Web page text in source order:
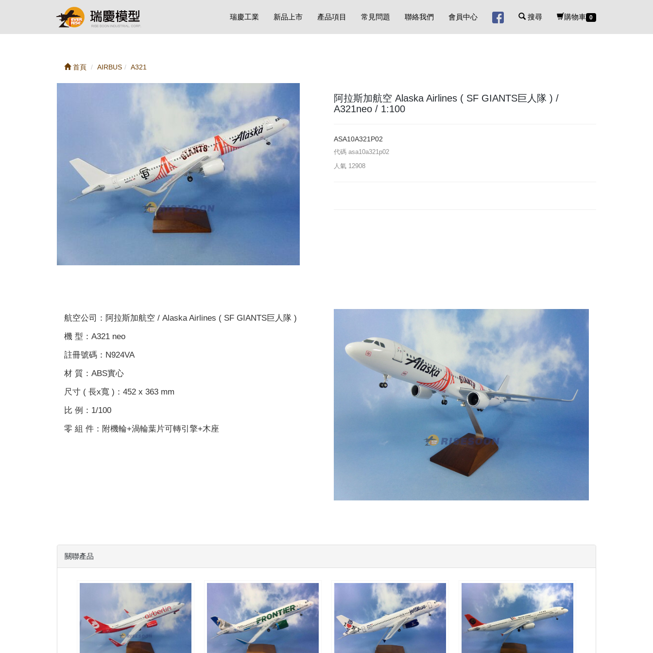
瑞慶工業 新品上市 產品項目 常見問題 聯絡我們 會員中心 搜尋 購物車 0
首頁 AIRBUS A321
阿拉斯加航空 Alaska Airlines ( SF GIANTS巨人隊 ) /
A321neo / 1:100
ASA10A321P02
代碼 asa10a321p02
人氣 12908
航空公司：阿拉斯加航空 / Alaska Airlines ( SF GIANTS巨人隊 )
機 型：A321 neo
註冊號碼：N924VA
材 質：ABS實心
尺寸 ( 長x寬 )：452 x 363 mm
比 例：1/100
零 組 件：附機輪+渦輪葉片可轉引擎+木座
關聯產品
BER10B738P01 FFT10A320P09 JBU10A320P03 TNA10A321P02 $4000